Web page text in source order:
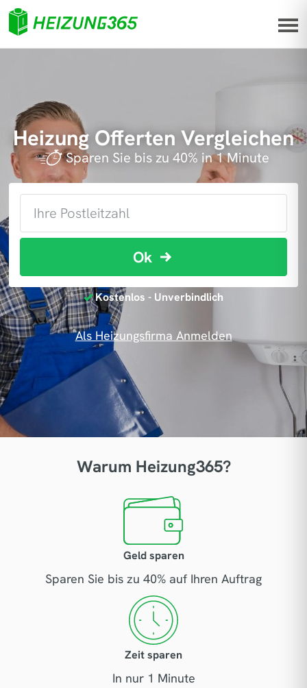
Heizung Offerten Vergleichen
Sparen Sie bis zu 40% in 1 Minute
Ok
Kostenlos - Unverbindlich
Als Heizungsfirma Anmelden
Warum Heizung365?
Geld sparen
Sparen Sie bis zu 40% auf Ihren Auftrag
Zeit sparen
In nur 1 Minute